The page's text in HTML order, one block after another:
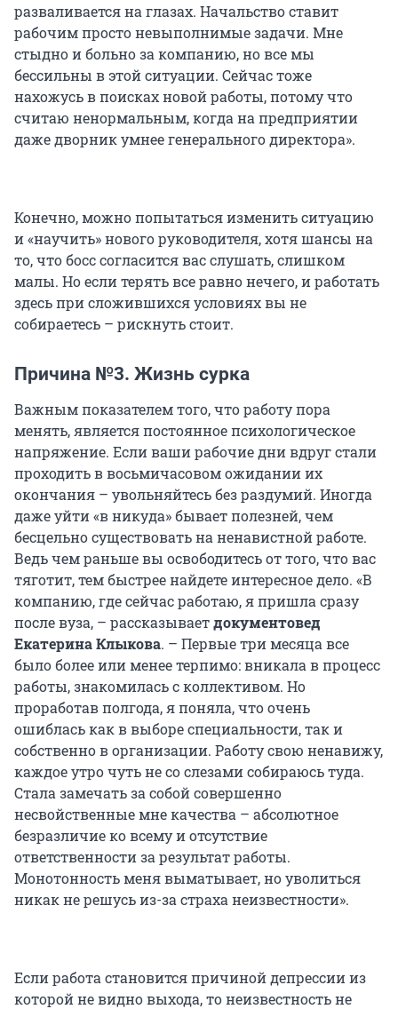
разваливается на глазах. Начальство ставит
рабочим просто невыполнимые задачи. Мне
стыдно и больно за компанию, но все мы
бессильны в этой ситуации. Сейчас тоже
нахожусь в поисках новой работы, потому что
считаю ненормальным, когда на предприятии
даже дворник умнее генерального директора».
Конечно, можно попытаться изменить ситуацию
и «научить» нового руководителя, хотя шансы на
то, что босс согласится вас слушать, слишком
малы. Но если терять все равно нечего, и работать
здесь при сложившихся условиях вы не
собираетесь – рискнуть стоит.
Причина №3. Жизнь сурка
Важным показателем того, что работу пора
менять, является постоянное психологическое
напряжение. Если ваши рабочие дни вдруг стали
проходить в восьмичасовом ожидании их
окончания – увольняйтесь без раздумий. Иногда
даже уйти «в никуда» бывает полезней, чем
бесцельно существовать на ненавистной работе.
Ведь чем раньше вы освободитесь от того, что вас
тяготит, тем быстрее найдете интересное дело. «В
компанию, где сейчас работаю, я пришла сразу
после вуза, – рассказываетдокументовед
Екатерина Клыкова. – Первые три месяца все
было более или менее терпимо: вникала в процесс
работы, знакомилась с коллективом. Но
проработав полгода, я поняла, что очень
ошиблась как в выборе специальности, так и
собственно в организации. Работу свою ненавижу,
каждое утро чуть не со слезами собираюсь туда.
Стала замечать за собой совершенно
несвойственные мне качества – абсолютное
безразличие ко всему и отсутствие
ответственности за результат работы.
Монотонность меня выматывает, но уволиться
никак не решусь из-за страха неизвестности».
Если работа становится причиной депрессии из
которой не видно выхода, то неизвестность не